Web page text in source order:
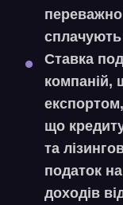
сплачують
Ставка
компаній,
що
та
податок
доходів